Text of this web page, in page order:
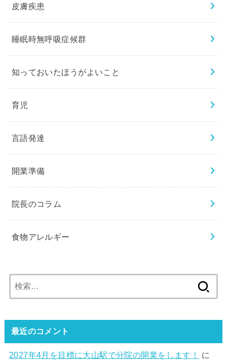
皮膚疾患
睡眠時無呼吸症候群
知っておいたほうがよいこと
育児
言語発達
開業準備
院長のコラム
食物アレルギー
索:
最近のコメント
2027年4月を目標に大山駅で分院の開業をします！
に